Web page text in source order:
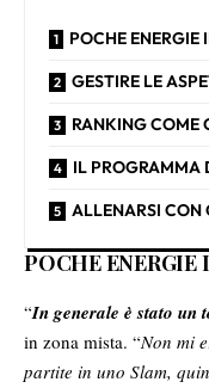
POCHE ENERGIE
GESTIRE LE
RANKING COME
IL PROGRAMMA
ALLENARSI CON
POCHE ENERGIE
“In generale è stato un
in zona mista. “Non mi
partite in uno Slam,